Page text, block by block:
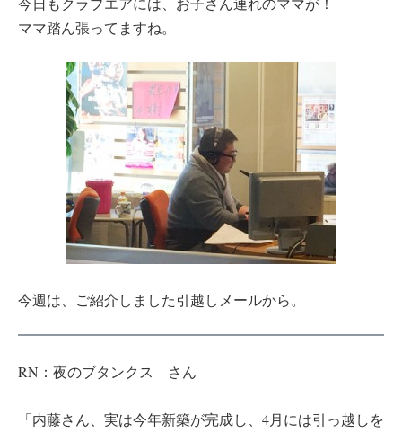
ママ踏ん張ってますね。
今週は、ご紹介しました引越しメールから。
RN：夜のブタンクス さん
「内藤さん、実は今年新築が完成し、4月には引っ越しを